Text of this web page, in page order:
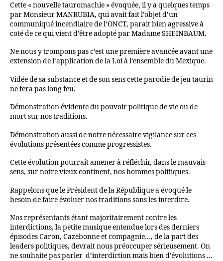
Cette « nouvelle tauromachie » évoquée, il y a quelques temps
par Monsieur MANRUBIA, qui avait fait l’objet d’un
communiqué incendiaire de l’ONCT, parait bien agressive à
coté de ce qui vient d’être adopté par Madame SHEINBAUM.
Ne nous y trompons pas c’est une première avancée avant une
extension de l’application de la Loi à l’ensemble du Mexique.
Vidée de sa substance et de son sens cette parodie de jeu taurin
ne fera pas long feu.
Démonstration évidente du pouvoir politique de vie ou de
mort sur nos traditions.
Démonstration aussi de notre nécessaire vigilance sur ces
évolutions présentées comme progressistes.
Cette évolution pourrait amener à réfléchir, dans le mauvais
sens, sur notre vieux continent, nos hommes politiques.
Rappelons que le Président de la République a évoqué le
besoin de faire évoluer nos traditions sans les interdire.
Nos représentants étant majoritairement contre les
interdictions, la petite musique entendue lors des derniers
épisodes Caron, Cazebonne et compagnie…, de la part des
leaders politiques, devrait nous préoccuper sérieusement. On
ne souhaite pas parler d’interdiction mais bien d’évolutions …